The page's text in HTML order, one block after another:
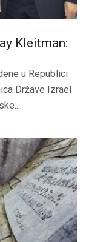
Kleitman:
u Republici
Države Izrael